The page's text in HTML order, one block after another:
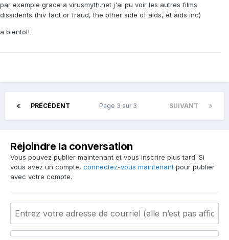
par exemple grace a virusmyth.net j'ai pu voir les autres films
dissidents (hiv fact or fraud, the other side of aids, et aids inc)
a bientot!
PRÉCÉDENT SUIVANT
Page 3 sur 3
Rejoindre la conversation
Vous pouvez publier maintenant et vous inscrire plus tard. Si
vous avez un compte, connectez-vous maintenant pour publier
avec votre compte.